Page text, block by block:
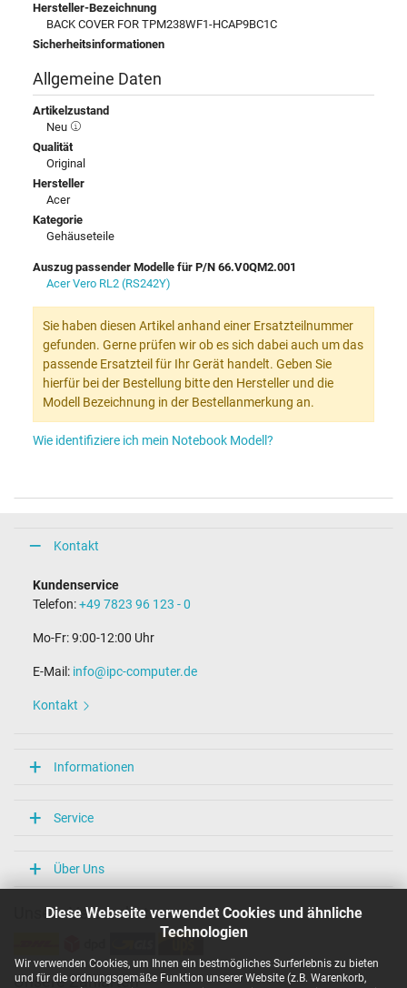
Diese Webseite verwendet Cookies und ähnliche
Technologien
Wir verwenden Cookies, um Ihnen ein bestmögliches Surferlebnis zu bieten
und für die ordnungsgemäße Funktion unserer Website (z.B. Warenkorb,
Hersteller-Bezeichnung
BACK COVER FOR TPM238WF1-HCAP9BC1C
Sicherheitsinformationen
Allgemeine Daten
Artikelzustand
Neu
Qualität
Original
Hersteller
Acer
Kategorie
Gehäuseteile
Auszug passender Modelle für P/N 66.V0QM2.001
Acer Vero RL2 (RS242Y)
Sie haben diesen Artikel anhand einer Ersatzteilnummer
gefunden. Gerne prüfen wir ob es sich dabei auch um das
passende Ersatzteil für Ihr Gerät handelt. Geben Sie
hierfür bei der Bestellung bitte den Hersteller und die
Modell Bezeichnung in der Bestellanmerkung an.
Wie identifiziere ich mein Notebook Modell?
Kontakt
Kundenservice
Telefon:+49 7823 96 123 - 0
Mo-Fr: 9:00-12:00 Uhr
E-Mail: info@ipc-computer.de
Kontakt
Informationen
Service
Über Uns
Unsere Versandarten
Unsere Zahlarten